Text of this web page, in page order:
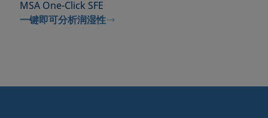
MSA One-Click SFE
一键即可分析润湿性